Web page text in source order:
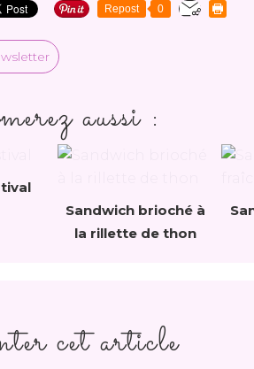
Repost 0
aussi :
Sandwich brioché à
la rillette de thon
cet article